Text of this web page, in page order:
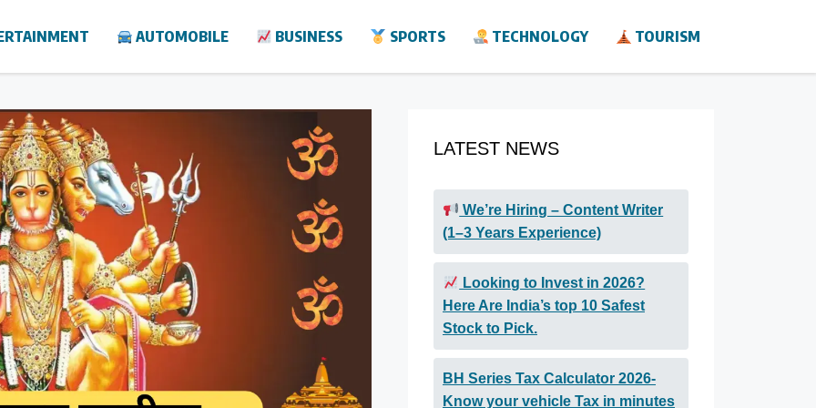
AUTOMOBILE BUSINESS SPORTS TECHNOLOGY TOURISM
LATEST NEWS
We’re Hiring – Content Writer
(1–3 Years Experience)
Looking to Invest in 2026?
Here Are India’s top 10 Safest
Stock to Pick.
BH Series Tax Calculator 2026-
Know your vehicle Tax in minutes